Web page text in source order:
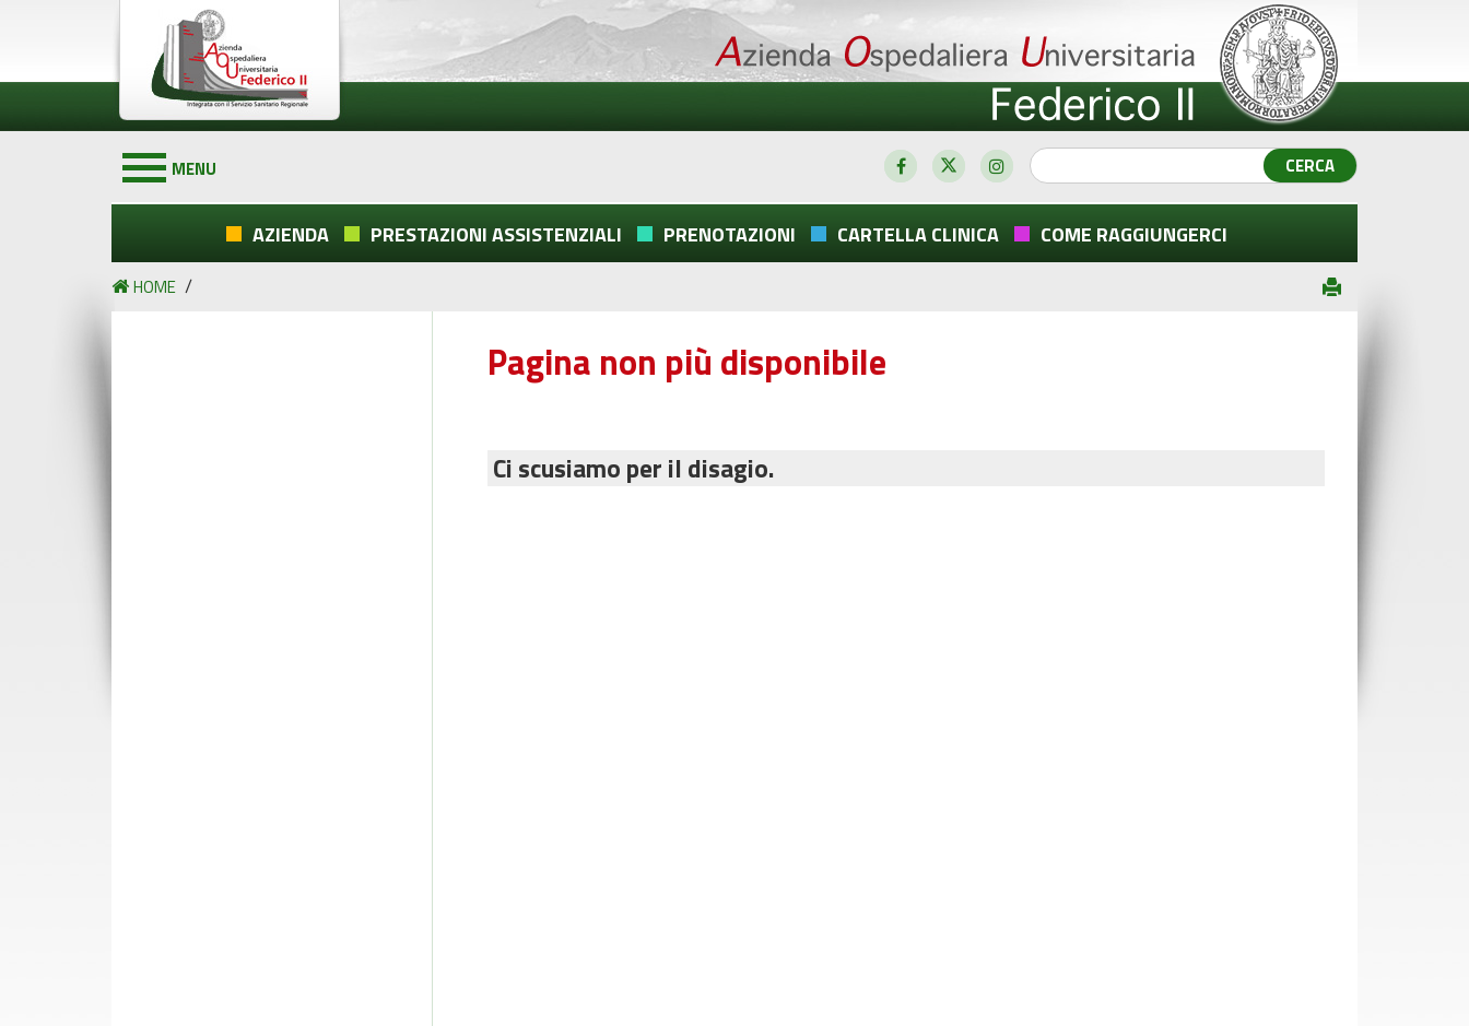
MENU
AZIENDA PRESTAZIONI ASSISTENZIALI PRENOTAZIONI CARTELLA CLINICA COME RAGGIUNGERCI
HOME /
Pagina non più disponibile
Ci scusiamo per il disagio.